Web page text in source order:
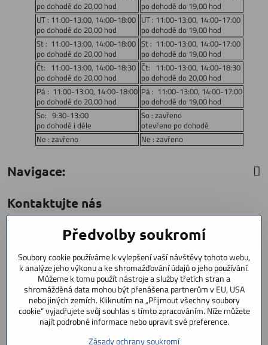
po dohodě do 20,00 hod
po dohodě do 19,00 hod
UT : 11:00-13:00, 14:00-18:00
po dohodě do 20,00 hod
UT : 11:00-13:00, 14:00-17:00
po dohodě do 19,00 hod
St : 11:00-13:00, 14:00-18:00
po dohodě do 20,00 hod
St : 11:00-13:00, 14:00-17:00
po dohodě do 19,00 hod
Čt: 11:00-13:00, 14:00-18:30
po dohodě do 20,00 hod
Čt: 11:00-13:00, 14:00-18:30
po dohodě do 20,00 hod
Pá : 11:00-13:00, 14:00-18:00
po dohodě do 20,00 hod
Pá : 11:00-13:00, 14:00-17:00
po dohodě do 19,00 hod
So: 9:30-13:00
po dohodě i déle
So : zavřeno
otevřeno po dohodě
Ne : zavřeno
Ne : zavřeno
Navigace:
Kontaktujte nás
CYCLESTAR s​.r​.o​.
Praha 5 Radotín
153 00
+420 602 856 404
+420 723 603 807
servis
Předvolby soukromí
Soubory cookie používáme k vylepšení vaší návštěvy tohoto webu,
k analýze jeho výkonu a ke shromažďování údajů o jeho používání.
Můžeme k tomu použít nástroje a služby třetích stran a
shromážděná data mohou být přenášena partnerům v EU, USA
nebo jiných zemích. Kliknutím na „Přijmout všechny soubory
cookie“ vyjadřujete svůj souhlas s tímto zpracováním. Níže můžete
najít podrobné informace nebo upravit své preference.
Zásady ochrany soukromí